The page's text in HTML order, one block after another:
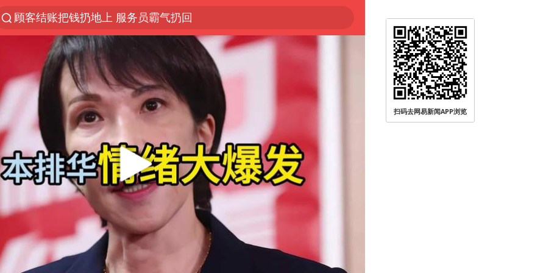
探寻“技能+”促就业创业新路
美国退回1000亿美元关税
山东财大教授刘海明逝世 终年38岁
李亚鹏向地铁吐血女孩捐99999元
台风白海豚或在华东沿海登陆
弹药库存告急 美军补货难
如何把百年大党建设得更加坚强有力
香港殿堂级填词人黎彼得因病离世 终年76岁
FIFA官方支持因凡蒂诺
41岁女子为鼓励女儿考上985研究生
沙特否认与胡塞武装举行会谈
扫码去网易新闻APP浏览